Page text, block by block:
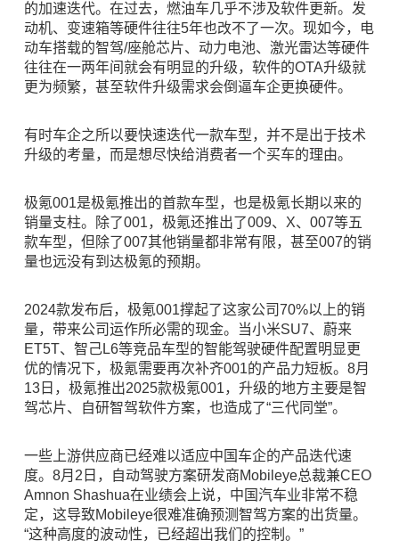
的加速迭代。在过去，燃油车几乎不涉及软件更新。发
动机、变速箱等硬件往往5年也改不了一次。现如今，电
动车搭载的智驾/座舱芯片、动力电池、激光雷达等硬件
往往在一两年间就会有明显的升级，软件的OTA升级就
更为频繁，甚至软件升级需求会倒逼车企更换硬件。
有时车企之所以要快速迭代一款车型，并不是出于技术
升级的考量，而是想尽快给消费者一个买车的理由。
极氪001是极氪推出的首款车型，也是极氪长期以来的
销量支柱。除了001，极氪还推出了009、X、007等五
款车型，但除了007其他销量都非常有限，甚至007的销
量也远没有到达极氪的预期。
2024款发布后，极氪001撑起了这家公司70%以上的销
量，带来公司运作所必需的现金。当小米SU7、蔚来
ET5T、智己L6等竞品车型的智能驾驶硬件配置明显更
优的情况下，极氪需要再次补齐001的产品力短板。8月
13日，极氪推出2025款极氪001，升级的地方主要是智
驾芯片、自研智驾软件方案，也造成了“三代同堂”。
一些上游供应商已经难以适应中国车企的产品迭代速
度。8月2日，自动驾驶方案研发商Mobileye总裁兼CEO
Amnon Shashua在业绩会上说，中国汽车业非常不稳
定，这导致Mobileye很难准确预测智驾方案的出货量。
“这种高度的波动性，已经超出我们的控制。”